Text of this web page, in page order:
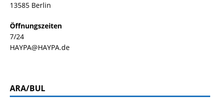
13585 Berlin
Öffnungszeiten
7/24
HAYPA@HAYPA.de
ARA/BUL